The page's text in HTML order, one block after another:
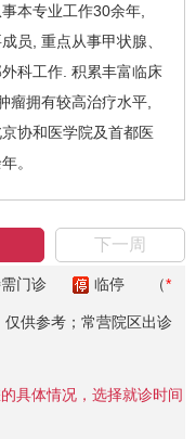
本专业工作30余年,
员, 重点从事甲状腺、
科工作. 积累丰富临床
瘤拥有较高治疗水平,
协和医学院及首都医
。
下一周
门诊 临停 （*
供参考；常营院区出诊
具体情况，选择就诊时间